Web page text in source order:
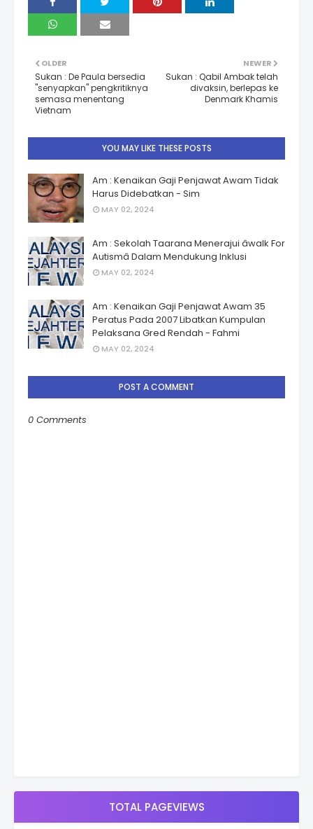
NEWER
Sukan : Qabil Ambak telah
divaksin, berlepas ke
Denmark Khamis
OLDER
Sukan : De Paula bersedia
"senyapkan" pengkritiknya
semasa menentang
Vietnam
YOU MAY LIKE THESE POSTS
Am : Kenaikan Gaji Penjawat Awam Tidak
Harus Didebatkan - Sim
MAY 02, 2024
Am : Sekolah Taarana Menerajui âwalk For
Autismâ Dalam Mendukung Inklusi
MAY 02, 2024
Am : Kenaikan Gaji Penjawat Awam 35
Peratus Pada 2007 Libatkan Kumpulan
Pelaksana Gred Rendah - Fahmi
MAY 02, 2024
POST A COMMENT
0 Comments
TOTAL PAGEVIEWS